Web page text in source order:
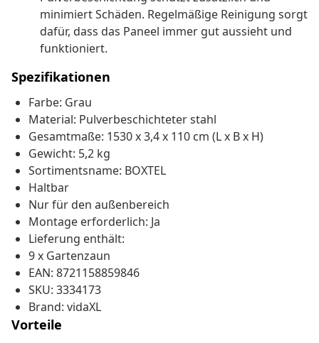
minimiert Schäden. Regelmäßige Reinigung sorgt
dafür, dass das Paneel immer gut aussieht und
funktioniert.
Spezifikationen
Farbe: Grau
Material: Pulverbeschichteter stahl
Gesamtmaße: 1530 x 3,4 x 110 cm (L x B x H)
Gewicht: 5,2 kg
Sortimentsname: BOXTEL
Haltbar
Nur für den außenbereich
Montage erforderlich: Ja
Lieferung enthält:
9 x Gartenzaun
EAN: 8721158859846
SKU: 3334173
Brand: vidaXL
Vorteile